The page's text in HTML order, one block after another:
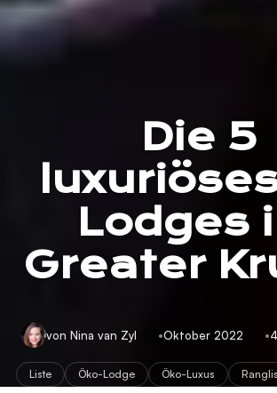
Die 5
Lodges
Greater
von Nina van Zyl Oktober 2022
Liste Öko-Lodge Öko-Luxus